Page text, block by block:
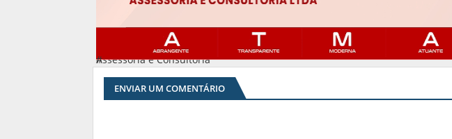
Assessoria e Consultoria
#
ENVIAR UM COMENTÁRIO